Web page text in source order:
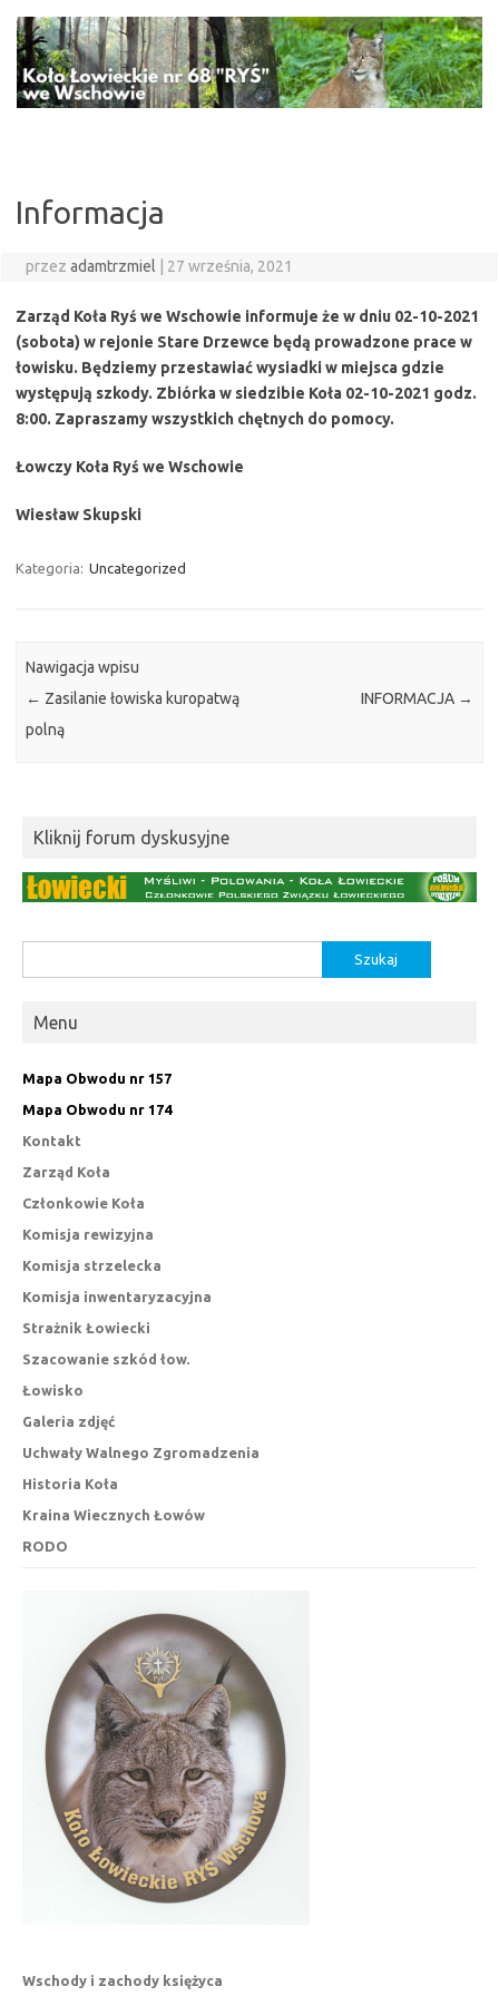
treści
Informacja
przez adamtrzmiel 27 września, 2021
Zarząd Koła Ryś we Wschowie informuje że w dniu 02-10-2021
(sobota) w rejonie Stare Drzewce będą prowadzone prace w
łowisku. Będziemy przestawiać wysiadki w miejsca gdzie
występują szkody. Zbiórka w siedzibie Koła 02-10-2021 godz.
8:00. Zapraszamy wszystkich chętnych do pomocy.
Łowczy Koła Ryś we Wschowie
Wiesław Skupski
Kategoria: Uncategorized
Nawigacja wpisu
← Zasilanie łowiska kuropatwą
polną
INFORMACJA →
Kliknij forum dyskusyjne
Menu
Mapa Obwodu nr 157
Mapa Obwodu nr 174
Kontakt
Zarząd Koła
Członkowie Koła
Komisja rewizyjna
Komisja strzelecka
Komisja inwentaryzacyjna
Strażnik Łowiecki
Szacowanie szkód łow.
Łowisko
Galeria zdjęć
Uchwały Walnego Zgromadzenia
Historia Koła
Kraina Wiecznych Łowów
RODO
Wschody i zachody księżyca